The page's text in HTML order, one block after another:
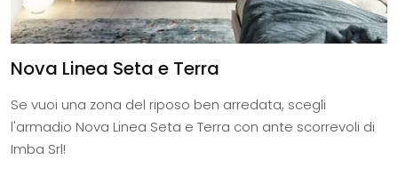
Nova Linea Seta e Terra
Se vuoi una zona del riposo ben arredata, scegli
l'armadio Nova Linea Seta e Terra con ante scorrevoli di
Imba Srl!